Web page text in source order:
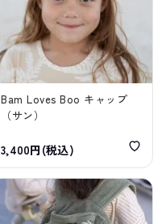
Bam Loves Boo キャップ
（サン）
3,400円(税込)